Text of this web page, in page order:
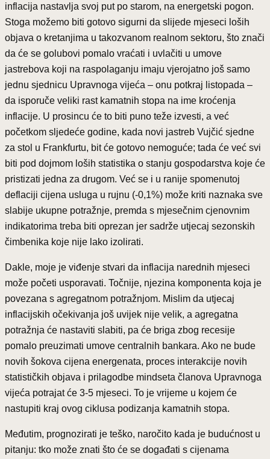
inflacija nastavlja svoj put po starom, na energetski pogon.
Stoga možemo biti gotovo sigurni da slijede mjeseci loših
objava o kretanjima u takozvanom realnom sektoru, što znači
da će se golubovi pomalo vraćati i uvlačiti u umove
jastrebova koji na raspolaganju imaju vjerojatno još samo
jednu sjednicu Upravnoga vijeća – onu potkraj listopada –
da isporuče veliki rast kamatnih stopa na ime kroćenja
inflacije. U prosincu će to biti puno teže izvesti, a već
početkom sljedeće godine, kada novi jastreb Vujčić sjedne
za stol u Frankfurtu, bit će gotovo nemoguće; tada će već svi
biti pod dojmom loših statistika o stanju gospodarstva koje će
pristizati jedna za drugom. Već se i u ranije spomenutoj
deflaciji cijena usluga u rujnu (-0,1%) može kriti naznaka sve
slabije ukupne potražnje, premda s mjesečnim cjenovnim
indikatorima treba biti oprezan jer sadrže utjecaj sezonskih
čimbenika koje nije lako izolirati.
Dakle, moje je viđenje stvari da inflacija narednih mjeseci
može početi usporavati. Točnije, njezina komponenta koja je
povezana s agregatnom potražnjom. Mislim da utjecaj
inflacijskih očekivanja još uvijek nije velik, a agregatna
potražnja će nastaviti slabiti, pa će briga zbog recesije
pomalo preuzimati umove centralnih bankara. Ako ne bude
novih šokova cijena energenata, proces interakcije novih
statističkih objava i prilagodbe mindseta članova Upravnoga
vijeća potrajat će 3-5 mjeseci. To je vrijeme u kojem će
nastupiti kraj ovog ciklusa podizanja kamatnih stopa.
Međutim, prognozirati je teško, naročito kada je budućnost u
pitanju: tko može znati što će se događati s cijenama